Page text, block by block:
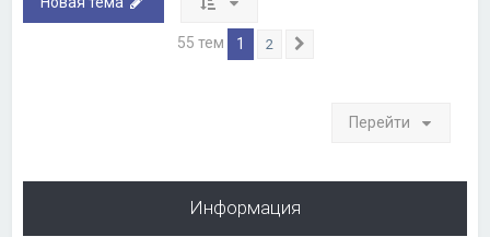
55 тем 1 2
Перейти
Информация